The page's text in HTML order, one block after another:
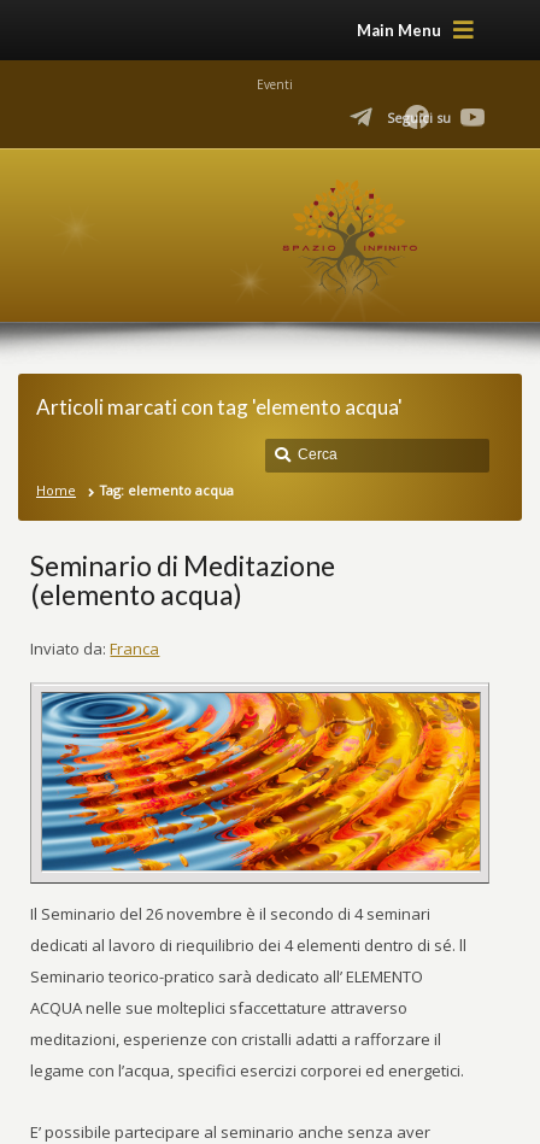
Main Menu
Eventi
Seguici su
Articoli marcati con tag 'elemento acqua'
Home Tag: elemento acqua
Seminario di Meditazione
(elemento acqua)
Inviato da: Franca
Il Seminario del 26 novembre è il secondo di 4 seminari
dedicati al lavoro di riequilibrio dei 4 elementi dentro di sé. ll
Seminario teorico-pratico sarà dedicato all’ ELEMENTO
ACQUA nelle sue molteplici sfaccettature attraverso
meditazioni, esperienze con cristalli adatti a rafforzare il
legame con l’acqua, specifici esercizi corporei ed energetici.
E’ possibile partecipare al seminario anche senza aver